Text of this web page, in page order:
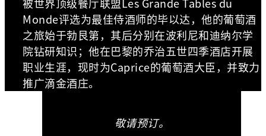
Monde评选为最佳侍酒师的毕以达，他的葡萄酒
之旅始于勃艮第，其后分别在波利尼和迪纳尔学
院钻研知识；他在巴黎的乔治五世四季酒店开展
职业生涯，现时为Caprice的葡萄酒大臣，并致力
推广滴金酒庄。
敬请预订。